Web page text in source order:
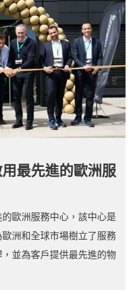
最先進的歐洲服
歐洲服務中心，該中心是
洲和全球市場樹立了服務
並為客戶提供最先進的物